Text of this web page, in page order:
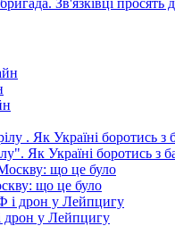
Зв'язківці просять
Як Україні боротись з
що це було
дрон у Лейпцигу